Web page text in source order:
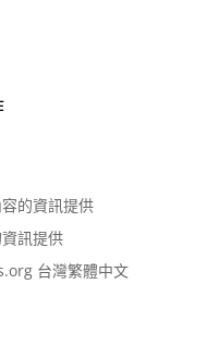
的資訊提供
訊提供
台灣繁體中文